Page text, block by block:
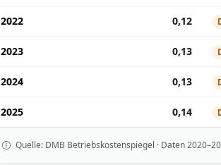
2022 0,12
2023 0,13
2024 0,13
2025 0,14
Quelle: DMB Betriebskostenspiegel · Daten